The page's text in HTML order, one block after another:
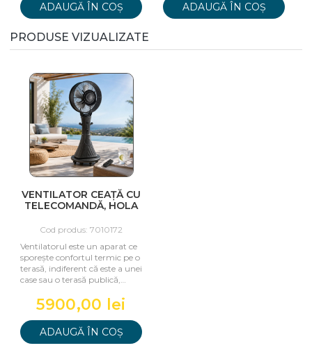
ADAUGĂ ÎN COȘ ADAUGĂ ÎN COȘ
PRODUSE VIZUALIZATE
VENTILATOR CEAȚĂ CU
TELECOMANDĂ, HOLA
Cod produs: 7010172
Ventilatorul este un aparat ce
sporește confortul termic pe o
terasă, indiferent că este a unei
case sau o terasă publică,
5900,00 lei
ADAUGĂ ÎN COȘ